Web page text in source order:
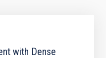
with Dense